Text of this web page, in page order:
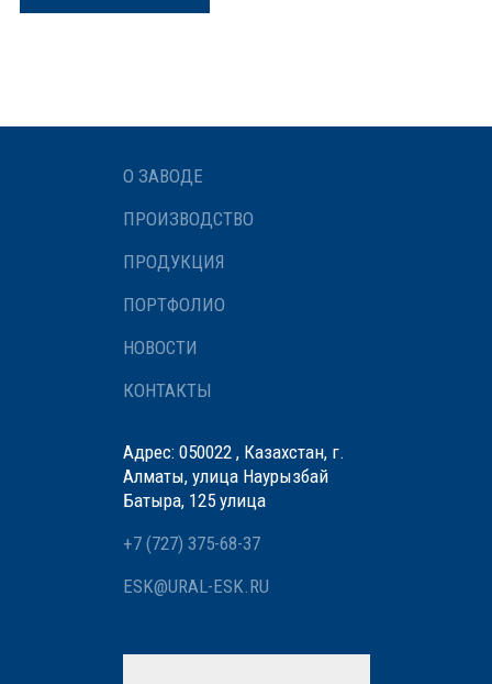
О ЗАВОДЕ
ПРОИЗВОДСТВО
ПРОДУКЦИЯ
ПОРТФОЛИО
НОВОСТИ
КОНТАКТЫ
Адрес: 050022 , Казахстан, г.
Алматы, улица Наурызбай
Батыра, 125 улица
+7 (727) 375-68-37
ESK@URAL-ESK.RU